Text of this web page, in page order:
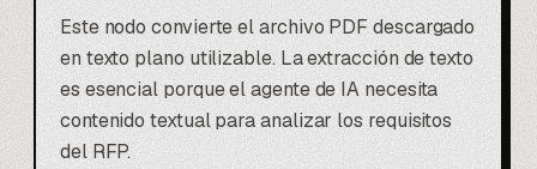
Este nodo convierte el archivo PDF descargado
en texto plano utilizable. La extracción de texto
es esencial porque el agente de IA necesita
contenido textual para analizar los requisitos
del RFP.